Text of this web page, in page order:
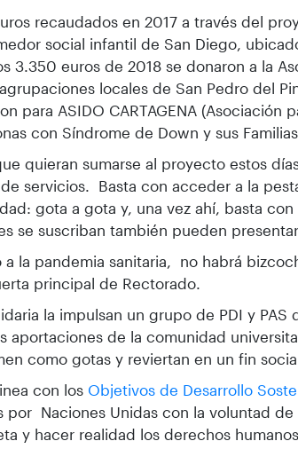
recaudados en 2017 a través del
social infantil de San Diego,
3.350 euros de 2018 se donaron a la
locales de San Pedro del
para ASIDO CARTAGENA (Asociación
con Síndrome de Down y sus
quieran sumarse al proyecto estos
servicios. Basta con acceder a la
gota a gota y, una vez ahí, basta
se suscriban también pueden
a la pandemia sanitaria, no habrá
principal de Rectorado.
la impulsan un grupo de PDI y PAS
aportaciones de la comunidad
como gotas y reviertan en un fin
con los Objetivos de Desarrollo
por Naciones Unidas con la voluntad de
y hacer realidad los derechos